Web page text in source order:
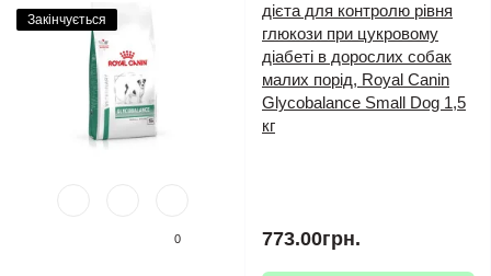
Закінчується
0
дієта для контролю рівня
глюкози при цукровому
діабеті в дорослих собак
малих порід, Royal Canin
Glycobalance Small Dog 1,5
кг
773.00грн.